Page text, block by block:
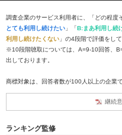
調査企業のサービス利用者に、「どの程度
とても利用し続けたい 」「B:まあ利用し続
利用し続けたくない 」の4段階で評価をし
※10段階聴取については、A=9-10回答、
出しております。
商標対象は、回答者数が100人以上の企業で
継続
ランキング監修